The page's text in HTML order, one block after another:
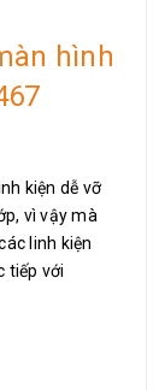
hình
kiện dễ vỡ
vì vậy mà
linh kiện
tiếp với